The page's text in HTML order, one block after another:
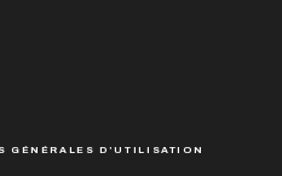
GÉNÉRALES D’UTILISATION